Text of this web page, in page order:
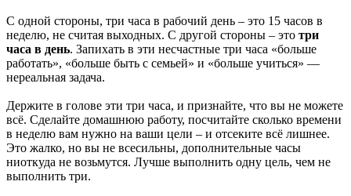
С одной стороны, три часа в рабочий день – это 15 часов в
неделю, не считая выходных. С другой стороны – это три
часа в день. Запихать в эти несчастные три часа «больше
работать», «больше быть с семьей» и «больше учиться» —
нереальная задача.
Держите в голове эти три часа, и признайте, что вы не можете
всё. Сделайте домашнюю работу, посчитайте сколько времени
в неделю вам нужно на ваши цели – и отсеките всё лишнее.
Это жалко, но вы не всесильны, дополнительные часы
ниоткуда не возьмутся. Лучше выполнить одну цель, чем не
выполнить три.